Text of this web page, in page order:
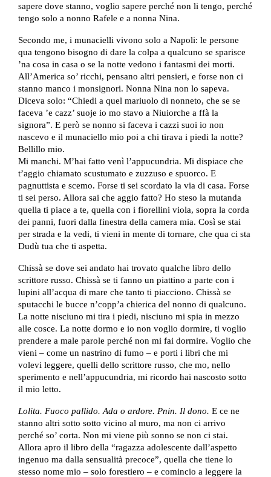
sapere dove stanno, voglio sapere perché non li tengo, perché
tengo solo a nonno Rafele e a nonna Nina.
Secondo me, i munacielli vivono solo a Napoli: le persone
qua tengono bisogno di dare la colpa a qualcuno se sparisce
’na cosa in casa o se la notte vedono i fantasmi dei morti.
All’America so’ ricchi, pensano altri pensieri, e forse non ci
stanno manco i monsignori. Nonna Nina non lo sapeva.
Diceva solo: “Chiedi a quel mariuolo di nonneto, che se se
faceva ’e cazz’ suoje io mo stavo a Niuiorche a ffà la
signora”. E però se nonno si faceva i cazzi suoi io non
nascevo e il munaciello mio poi a chi tirava i piedi la notte?
Bellillo mio.
Mi manchi. M’hai fatto venì l’appucundria. Mi dispiace che
t’aggio chiamato scustumato e zuzzuso e spuorco. E
pagnuttista e scemo. Forse ti sei scordato la via di casa. Forse
ti sei perso. Allora sai che aggio fatto? Ho steso la mutanda
quella ti piace a te, quella con i fiorellini viola, sopra la corda
dei panni, fuori dalla finestra della camera mia. Così se stai
per strada e la vedi, ti vieni in mente di tornare, che qua ci sta
Dudù tua che ti aspetta.
Chissà se dove sei andato hai trovato qualche libro dello
scrittore russo. Chissà se ti fanno un piattino a parte con i
lupini all’acqua di mare che tanto ti piacciono. Chissà se
sputacchi le bucce n’copp’a chierica del nonno di qualcuno.
La notte nisciuno mi tira i piedi, nisciuno mi spia in mezzo
alle cosce. La notte dormo e io non voglio dormire, ti voglio
prendere a male parole perché non mi fai dormire. Voglio che
vieni – come un nastrino di fumo – e porti i libri che mi
volevi leggere, quelli dello scrittore russo, che mo, nello
sperimento e nell’appucundria, mi ricordo hai nascosto sotto
il mio letto.
Lolita. Fuoco pallido. Ada o ardore. Pnin. Il dono. E ce ne
stanno altri sotto sotto vicino al muro, ma non ci arrivo
perché so’ corta. Non mi viene più sonno se non ci stai.
Allora apro il libro della “ragazza adolescente dall’aspetto
ingenuo ma dalla sensualità precoce”, quella che tiene lo
stesso nome mio – solo forestiero – e comincio a leggere la